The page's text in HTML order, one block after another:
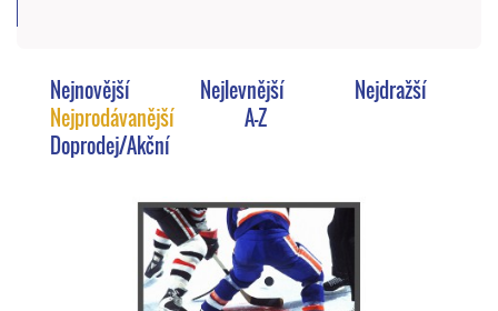
Nejnovější Nejlevnější
Nejdražší
Nejprodávanější
A-Z
Doprodej/Akční